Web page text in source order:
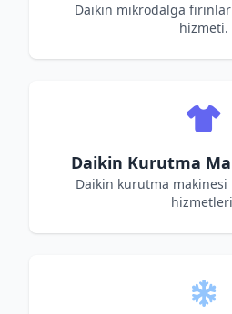
Daikin mikrodalga fırınlar
hizmeti.
Daikin Kurutma
Daikin kurutma makinesi